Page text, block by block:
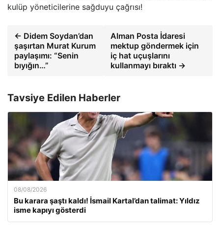
kulüp yöneticilerine sağduyu çağrısı!
← Didem Soydan’dan
şaşırtan Murat Kurum
paylaşımı: “Senin
bıyığın…”
Alman Posta İdaresi
mektup göndermek için
iç hat uçuşlarını
kullanmayı bıraktı →
Tavsiye Edilen Haberler
08/08/2026
Bu karara şaştı kaldı! İsmail Kartal’dan talimat: Yıldız
isme kapıyı gösterdi